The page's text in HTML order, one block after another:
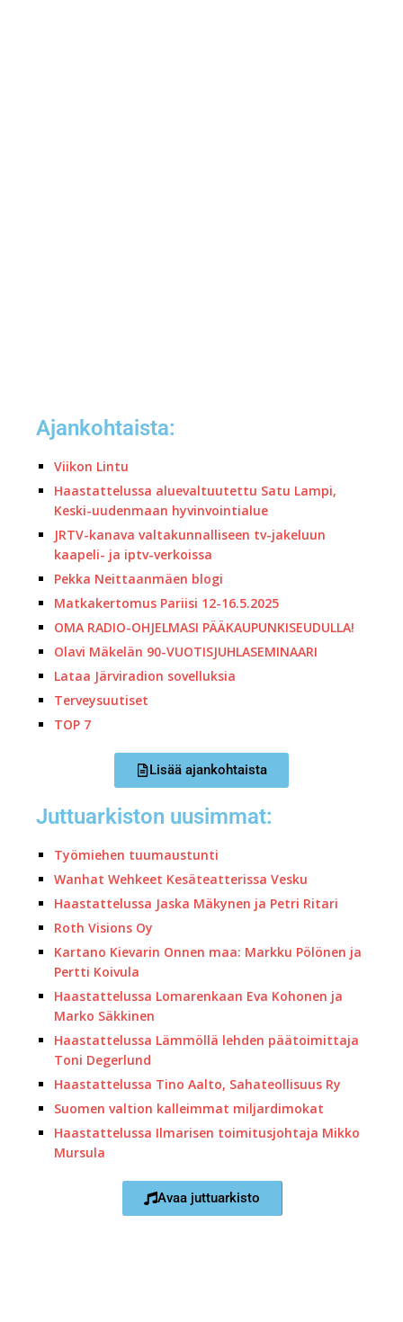
Ajankohtaista:
Viikon Lintu
Haastattelussa aluevaltuutettu Satu Lampi,
Keski-uudenmaan hyvinvointialue
JRTV-kanava valtakunnalliseen tv-jakeluun
kaapeli- ja iptv-verkoissa
Pekka Neittaanmäen blogi
Matkakertomus Pariisi 12-16.5.2025
OMA RADIO-OHJELMASI PÄÄKAUPUNKISEUDULLA!
Olavi Mäkelän 90-VUOTISJUHLASEMINAARI
Lataa Järviradion sovelluksia
Terveysuutiset
TOP 7
Lisää ajankohtaista
Juttuarkiston uusimmat:
Työmiehen tuumaustunti
Wanhat Wehkeet Kesäteatterissa Vesku
Haastattelussa Jaska Mäkynen ja Petri Ritari
Roth Visions Oy
Kartano Kievarin Onnen maa: Markku Pölönen ja
Pertti Koivula
Haastattelussa Lomarenkaan Eva Kohonen ja
Marko Säkkinen
Haastattelussa Lämmöllä lehden päätoimittaja
Toni Degerlund
Haastattelussa Tino Aalto, Sahateollisuus Ry
Suomen valtion kalleimmat miljardimokat
Haastattelussa Ilmarisen toimitusjohtaja Mikko
Mursula
Avaa juttuarkisto